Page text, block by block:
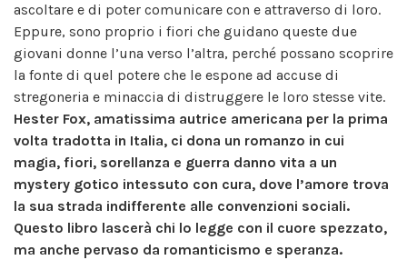
ascoltare e di poter comunicare con e attraverso di loro.
Eppure, sono proprio i fiori che guidano queste due
giovani donne l’una verso l’altra, perché possano scoprire
la fonte di quel potere che le espone ad accuse di
stregoneria e minaccia di distruggere le loro stesse vite.
Hester Fox, amatissima autrice americana per la prima
volta tradotta in Italia, ci dona un romanzo in cui
magia, fiori, sorellanza e guerra danno vita a un
mystery gotico intessuto con cura, dove l’amore trova
la sua strada indifferente alle convenzioni sociali.
Questo libro lascerà chi lo legge con il cuore spezzato,
ma anche pervaso da romanticismo e speranza.